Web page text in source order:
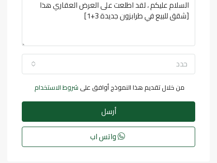
حدد
من خلال تقديم هذا النموذج أوافق على شروط الاستخدام
أرسل
واتس اب